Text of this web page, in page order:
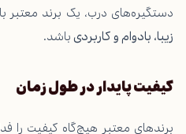
دستگیره‌های درب، یک برند معتبر
زیبا، بادوام و کاربردیباشد.
کیفیت پایدار در طول زمان
برندهای معتبر هیچ‌گاه کیفیت را